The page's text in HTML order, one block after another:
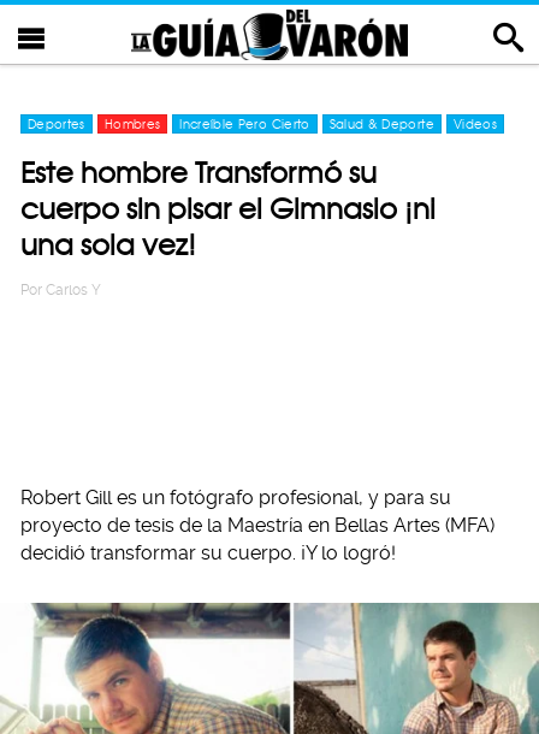
Deportes Hombres Increíble Pero Cierto Salud & Deporte Videos
Este hombre Transformó su
cuerpo sin pisar el Gimnasio ¡ni
una sola vez!
Por Carlos Y
Robert Gill es un fotógrafo profesional, y para su
proyecto de tesis de la Maestría en Bellas Artes (MFA)
decidió transformar su cuerpo. ¡Y lo logró!